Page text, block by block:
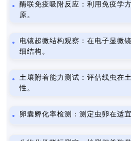
酶联免疫吸附反应：利用免疫学
原。
电镜超微结构观察：在电子显微
细结构。
土壤附着能力测试：评估线虫在
性。
卵囊孵化率检测：测定虫卵在适